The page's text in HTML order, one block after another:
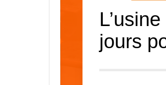
jours